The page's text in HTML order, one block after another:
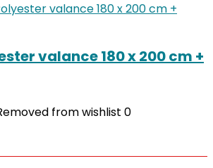
valance 180 x 200 cm +
from wishlist 0